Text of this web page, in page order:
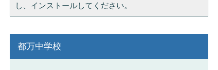
し、インストールしてください。
都万中学校